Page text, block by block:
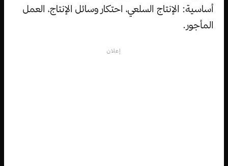
أساسية: الإنتاج السلعي، احتكار وسائل الإنتاج، العمل
المأجور.
إعلان